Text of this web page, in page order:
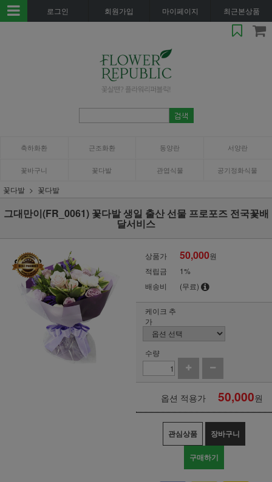
로그인 회원가입 마이페이지 최근본상품
축하화환 근조화환 동양란 서양란
꽃바구니 꽃다발 관엽식물 공기정화식물
꽃다발 꽃다발
그대만이(FR_0061) 꽃다발 생일 출산 선물 프로포즈 전국꽃배
달서비스
상품가 50,000원
적립금
1%
배송비
(무료)
케이크 추
가
수량
옵션 적용가 50,000원
관심상품 장바구니
구매하기